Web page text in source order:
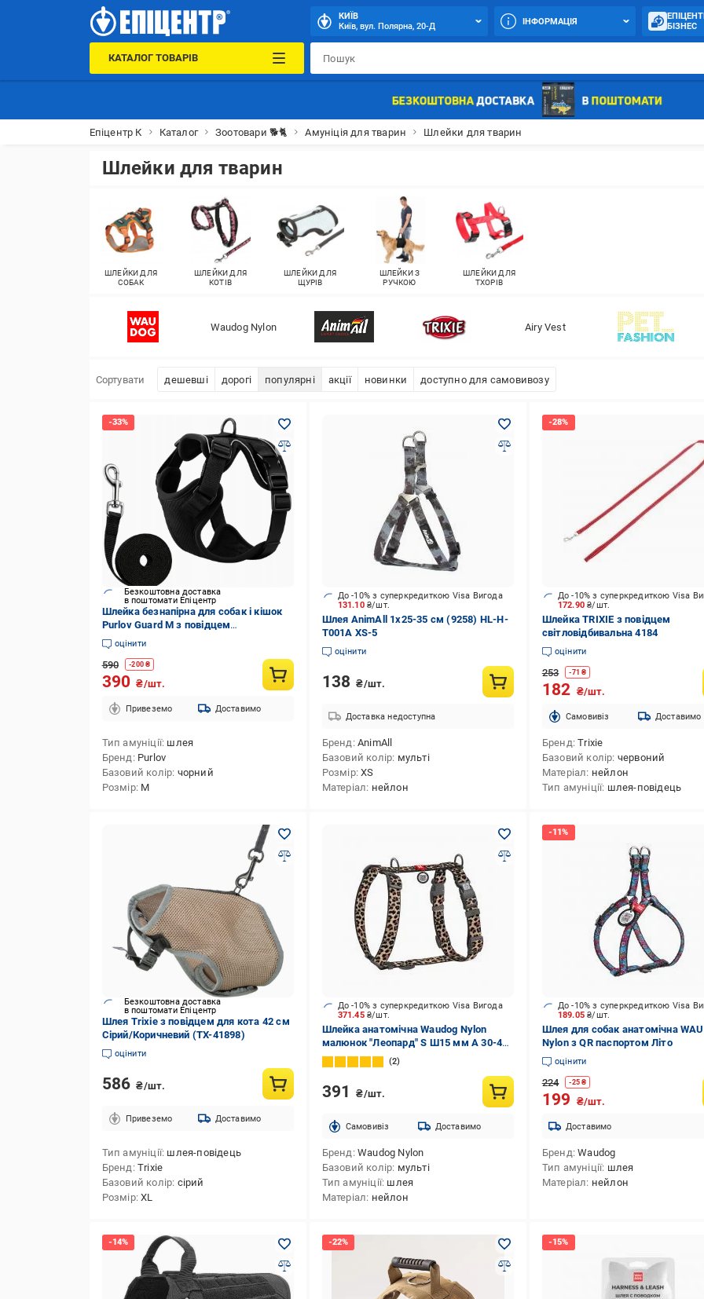
КИЇВ
Київ, вул. Полярна, 20-Д
ІНФОРМАЦІЯ
БІЗНЕС
КАТАЛОГ ТОВАРІВ
Епіцентр К Каталог Зоотовари 🐕🐈 Амуніція для тварин Шлейки для тварин
Шлейки для тварин
ШЛЕЙКИ ДЛЯ
СОБАК
ШЛЕЙКИ ДЛЯ
КОТІВ
ШЛЕЙКИ ДЛЯ
ЩУРІВ
ШЛЕЙКИ З
РУЧКОЮ
ШЛЕЙКИ ДЛЯ
ТХОРІВ
Waudog Nylon Airy Vest
Сортувати дешевші дорогі популярні акції новинки доступно для самовивозу
Безкоштовна доставка
в поштомати Епіцентр
Шлейка безнапірна для собак і кішок
Purlov Guard M з повідцем
регульована світловідбивна 150 см
(26870)
оцінити
590 -200₴
390 ₴/шт.
Привеземо Доставимо
Тип амуніції шлея
Бренд Purlov
Базовий колір чорний
Розмір M
131.10₴/шт.
До -10% з суперкредиткою Visa Вигода
Шлея AnimAll 1x25-35 см (9258) HL-H-
T001A XS-5
оцінити
138 ₴/шт.
Доставка недоступна
Бренд AnimAll
Базовий колір мульті
Розмір XS
Матеріал нейлон
172.90₴/шт.
До -10% з суперкредиткою Visa
Шлейка TRIXIE з повідцем
світловідбивальна 4184
оцінити
253 -71 ₴
182 ₴/шт.
Cамовивіз Доставимо
Бренд Trixie
Базовий колір червоний
Матеріал нейлон
Тип амуніції шлея-повідець
Безкоштовна доставка
в поштомати Епіцентр
Шлея Trixie з повідцем для кота 42 см
Сiрий/Коричневий (TX-41898)
оцінити
586 ₴/шт.
Привеземо Доставимо
Тип амуніції шлея-повідець
Бренд Trixie
Базовий колір сірий
Розмір XL
371.45₴/шт.
До -10% з суперкредиткою Visa Вигода
Шлейка анатомічна Waudog Nylon
малюнок "Леопард" S Ш15 мм A 30-45
см B 36-45 см 2
391 ₴/шт.
Cамовивіз Доставимо
Бренд Waudog Nylon
Базовий колір мульті
Тип амуніції шлея
Матеріал нейлон
189.05₴/шт.
До -10% з суперкредиткою Visa
Шлея для собак анатомічна
Nylon з QR паспортом Літо
оцінити
224 -25₴
199 ₴/шт.
Доставимо
Бренд Waudog
Тип амуніції шлея
Матеріал нейлон